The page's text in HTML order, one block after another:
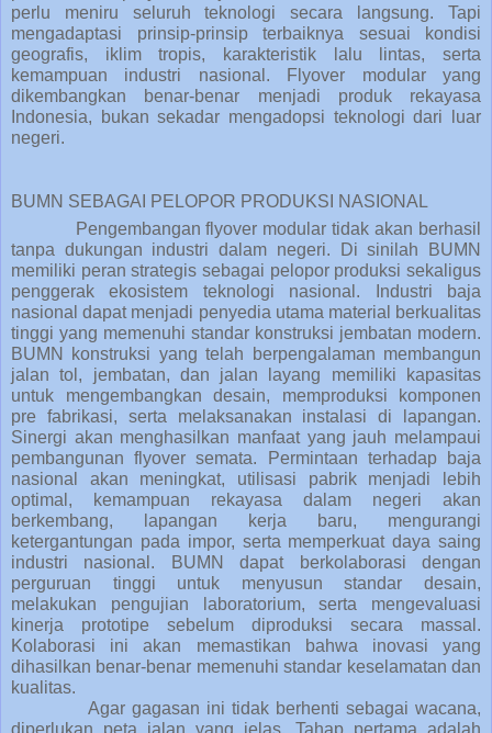
perlu meniru seluruh teknologi secara langsung. Tapi
mengadaptasi prinsip-prinsip terbaiknya sesuai kondisi
geografis, iklim tropis, karakteristik lalu lintas, serta
kemampuan industri nasional. Flyover modular yang
dikembangkan benar-benar menjadi produk rekayasa
Indonesia, bukan sekadar mengadopsi teknologi dari luar
negeri.
BUMN SEBAGAI PELOPOR PRODUKSI NASIONAL
Pengembangan flyover modular tidak akan berhasil
tanpa dukungan industri dalam negeri. Di sinilah BUMN
memiliki peran strategis sebagai pelopor produksi sekaligus
penggerak ekosistem teknologi nasional. Industri baja
nasional dapat menjadi penyedia utama material berkualitas
tinggi yang memenuhi standar konstruksi jembatan modern.
BUMN konstruksi yang telah berpengalaman membangun
jalan tol, jembatan, dan jalan layang memiliki kapasitas
untuk mengembangkan desain, memproduksi komponen
pre fabrikasi, serta melaksanakan instalasi di lapangan.
Sinergi akan menghasilkan manfaat yang jauh melampaui
pembangunan flyover semata. Permintaan terhadap baja
nasional akan meningkat, utilisasi pabrik menjadi lebih
optimal, kemampuan rekayasa dalam negeri akan
berkembang, lapangan kerja baru, mengurangi
ketergantungan pada impor, serta memperkuat daya saing
industri nasional. BUMN dapat berkolaborasi dengan
perguruan tinggi untuk menyusun standar desain,
melakukan pengujian laboratorium, serta mengevaluasi
kinerja prototipe sebelum diproduksi secara massal.
Kolaborasi ini akan memastikan bahwa inovasi yang
dihasilkan benar-benar memenuhi standar keselamatan dan
kualitas.
Agar gagasan ini tidak berhenti sebagai wacana,
diperlukan peta jalan yang jelas. Tahap pertama adalah